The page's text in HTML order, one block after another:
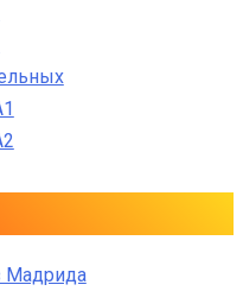
Мадрида